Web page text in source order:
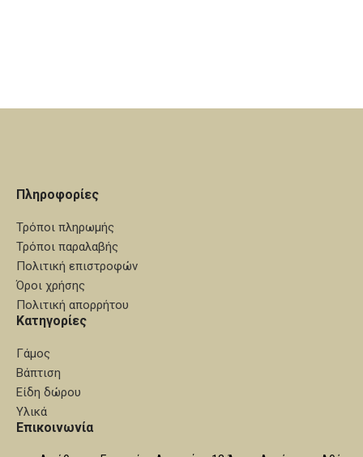
Πληροφορίες
Τρόποι πληρωμής
Τρόποι παραλαβής
Πολιτική επιστροφών
Όροι χρήσης
Πολιτική απορρήτου
Κατηγορίες
Γάμος
Βάπτιση
Είδη δώρου
Υλικά
Επικοινωνία